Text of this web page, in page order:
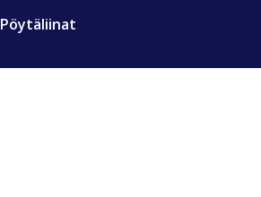
Pöytäliinat